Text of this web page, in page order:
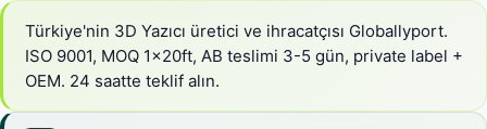
Türkiye'nin 3D Yazıcı üretici ve ihracatçısı Globallyport.
ISO 9001, MOQ 1×20ft, AB teslimi 3-5 gün, private label +
OEM. 24 saatte teklif alın.